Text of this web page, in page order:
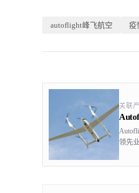
autoflight峰飞航空 疫
关联
领先
需求